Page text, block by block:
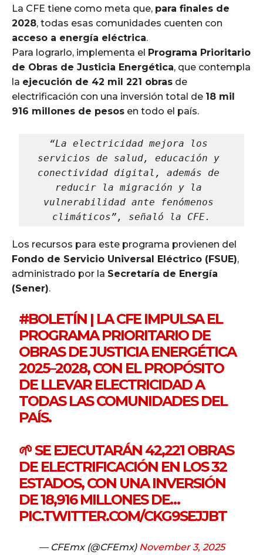
La CFE tiene como meta que, para finales de
2028, todas esas comunidades cuenten con
acceso a energía eléctrica.
Para lograrlo, implementa el Programa Prioritario
de Obras de Justicia Energética, que contempla
la ejecución de 42 mil 221 obras de
electrificación con una inversión total de 18 mil
916 millones de pesos en todo el país.
“La electricidad mejora los
servicios de salud, educación y
conectividad digital, además de
reducir la migración y la
vulnerabilidad ante fenómenos
climáticos”, señaló la CFE.
Los recursos para este programa provienen del
Fondo de Servicio Universal Eléctrico (FSUE),
administrado por la Secretaría de Energía
(Sener).
#BOLETÍN | LA CFE IMPULSA EL
PROGRAMA PRIORITARIO DE
OBRAS DE JUSTICIA ENERGÉTICA
2025–2028, CON EL PROPÓSITO
DE LLEVAR ELECTRICIDAD A
TODAS LAS COMUNIDADES DEL
PAÍS.
🌱 SE EJECUTARÁN 42,221 OBRAS
DE ELECTRIFICACIÓN EN LOS 32
ESTADOS, CON UNA INVERSIÓN
DE 18,916 MILLONES DE…
PIC.TWITTER.COM/CKG9SEJJBT
— CFEmx (@CFEmx) November 3, 2025